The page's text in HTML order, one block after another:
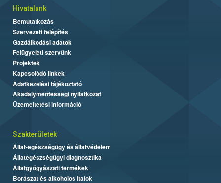
Hivatalunk
Bemutatkozás
Szervezeti felépítés
Gazdálkodási adatok
Felügyeleti szervünk
Projektek
Kapcsolódó linkek
Adatkezelési tájékoztató
Akadálymentességi nyilatkozat
Üzemeltetési információ
Szakterületek
Állat-egészségügy és állatvédelem
Állategészségügyi diagnosztika
Állatgyógyászati termékek
Borászat és alkoholos italok